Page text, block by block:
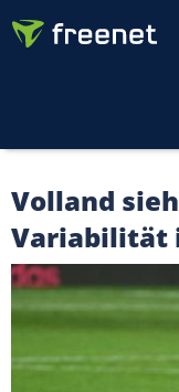
Volland
Variabilität